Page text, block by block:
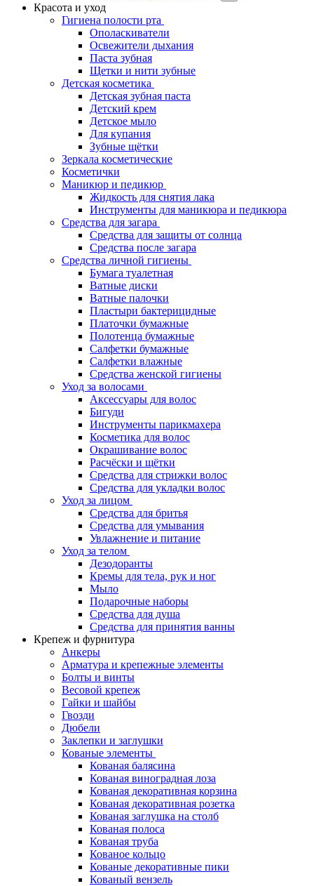
Красота и уход
Гигиена полости рта
Ополаскиватели
Освежители дыхания
Паста зубная
Щетки и нити зубные
Детская косметика
Детская зубная паста
Детский крем
Детское мыло
Для купания
Зубные щётки
Зеркала косметические
Косметички
Маникюр и педикюр
Жидкость для снятия лака
Инструменты для маникюра и педикюра
Средства для загара
Средства для защиты от солнца
Средства после загара
Средства личной гигиены
Бумага туалетная
Ватные диски
Ватные палочки
Пластыри бактерицидные
Платочки бумажные
Полотенца бумажные
Салфетки бумажные
Салфетки влажные
Средства женской гигиены
Уход за волосами
Аксессуары для волос
Бигуди
Инструменты парикмахера
Косметика для волос
Окрашивание волос
Расчёски и щётки
Средства для стрижки волос
Средства для укладки волос
Уход за лицом
Средства для бритья
Средства для умывания
Увлажнение и питание
Уход за телом
Дезодоранты
Кремы для тела, рук и ног
Мыло
Подарочные наборы
Средства для душа
Средства для принятия ванны
Крепеж и фурнитура
Анкеры
Арматура и крепежные элементы
Болты и винты
Весовой крепеж
Гайки и шайбы
Гвозди
Дюбели
Заклепки и заглушки
Кованые элементы
Кованая балясина
Кованая виноградная лоза
Кованая декоративная корзина
Кованая декоративная розетка
Кованая заглушка на столб
Кованая полоса
Кованая труба
Кованое кольцо
Кованые декоративные пики
Кованый вензель